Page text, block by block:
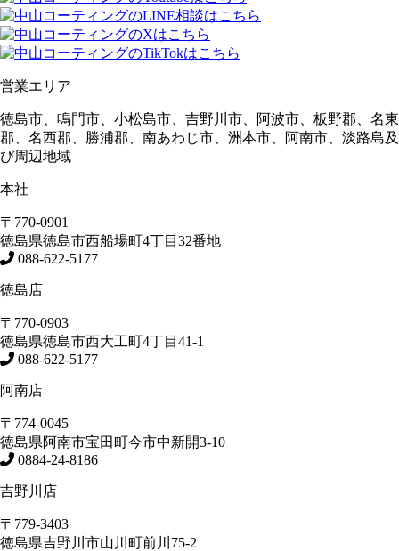
営業エリア
徳島市、鳴門市、小松島市、吉野川市、阿波市、板野郡、名東
郡、名西郡、勝浦郡、南あわじ市、洲本市、阿南市、淡路島及
び周辺地域
本社
〒770-0901
徳島県徳島市西船場町4丁目32番地
088-622-5177
徳島店
〒770-0903
徳島県徳島市西大工町4丁目41-1
088-622-5177
阿南店
〒774-0045
徳島県阿南市宝田町今市中新開3-10
0884-24-8186
吉野川店
〒779-3403
徳島県吉野川市山川町前川75-2